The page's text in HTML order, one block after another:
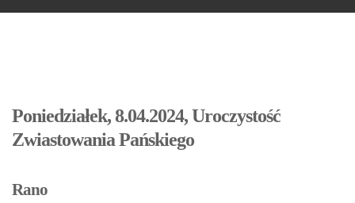
Poniedziałek, 8.04.2024, Uroczystość
Zwiastowania Pańskiego
Rano